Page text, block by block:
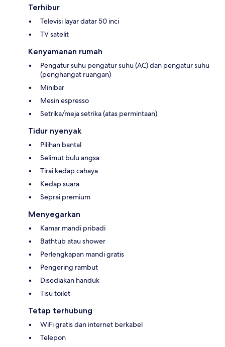
Terhibur
Televisi layar datar 50 inci
TV satelit
Kenyamanan rumah
Pengatur suhu pengatur suhu (AC) dan pengatur suhu
(penghangat ruangan)
Minibar
Mesin espresso
Setrika/meja setrika (atas permintaan)
Tidur nyenyak
Pilihan bantal
Selimut bulu angsa
Tirai kedap cahaya
Kedap suara
Seprai premium
Menyegarkan
Kamar mandi pribadi
Bathtub atau shower
Perlengkapan mandi gratis
Pengering rambut
Disediakan handuk
Tisu toilet
Tetap terhubung
WiFi gratis dan internet berkabel
Telepon